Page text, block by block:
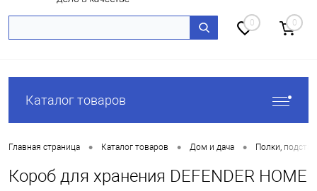
0 0
Каталог товаров
Главная страница • Каталог товаров • Дом и дача • Полки,
Короб для хранения DEFENDER HOME